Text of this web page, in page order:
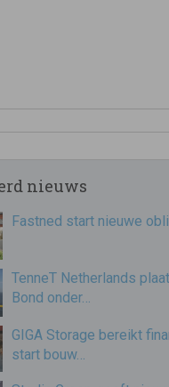
nieuws
Fastned start nieuwe
TenneT Netherlands
Bond onder…
GIGA Storage bereikt
start bouw…